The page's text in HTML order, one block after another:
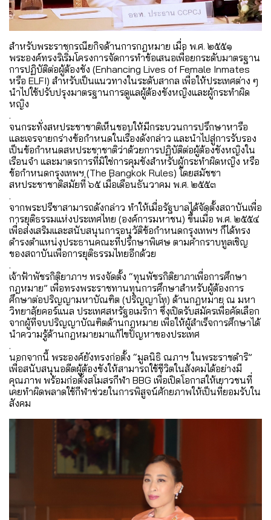
สำหรับพระราชกรณียกิจด้านการกฎหมาย เมื่อ พ.ศ. ๒๕๕๑
พระองค์ทรงริเริ่มโครงการจัดการทำข้อเสนอเพื่อยกระดับมาตรฐาน
การปฏิบัติต่อผู้ต้องขัง (Enhancing Lives of Female Inmates
หรือ ELFI) สำหรับเป็นแนวทางในระดับสากล เพื่อให้ประเทศต่าง ๆ
นำไปใช้ปรับปรุงมาตรฐานการดูแลผู้ต้องขังหญิงและผู้กระทำผิด
หญิง
.
จนกระทั่งสหประชาชาติเห็นชอบให้มีกระบวนการปรึกษาหารือ
และเจรจายกร่างข้อกำหนดในเรื่องดังกล่าว และนำไปสู่การรับรอง
เป็นข้อกำหนดสหประชาชาติว่าด้วยการปฏิบัติต่อผู้ต้องขังหญิงใน
เรือนจำ และมาตรการที่มิใช่การคุมขังสำหรับผู้กระทำผิดหญิง หรือ
ข้อกำหนดกรุงเทพฯ (The Bangkok Rules) โดยสมัชชา
สหประชาชาติสมัยที่ ๖๕ เมื่อเดือนธันวาคม พ.ศ. ๒๕๕๓
.
จากพระปรีชาสามารถดังกล่าว ทำให้เมื่อรัฐบาลได้จัดตั้งสถาบันเพื่อ
การยุติธรรมแห่งประเทศไทย (องค์การมหาชน) ขึ้นเมื่อ พ.ศ. ๒๕๕๔
เพื่อส่งเสริมและสนับสนุนการอนุวัติข้อกำหนดกรุงเทพฯ ก็ได้ทรง
ดำรงตำแหน่งประธานคณะที่ปรึกษาพิเศษ ตามคำกราบทูลเชิญ
ของสถาบันเพื่อการยุติธรรมไทยอีกด้วย
.
เจ้าฟ้าพัชรกิติยาภาฯ ทรงจัดตั้ง “ทุนพัชรกิติยาภาเพื่อการศึกษา
กฎหมาย” เพื่อทรงพระราชทานทุนการศึกษาสำหรับผู้ต้องการ
ศึกษาต่อปริญญามหาบัณฑิต (ปริญญาโท) ด้านกฎหมาย ณ มหา
วิทยาลัยคอร์แนล ประเทศสหรัฐอเมริกา ซึ่งเปิดรับสมัครเพื่อคัดเลือก
จากผู้ที่จบปริญญาบัณฑิตด้านกฎหมาย เพื่อให้ผู้สำเร็จการศึกษาได้
นำความรู้ด้านกฎหมายมาแก้ไขปัญหาของประเทศ
.
นอกจากนี้ พระองค์ยังทรงก่อตั้ง “มูลนิธิ ณภาฯ ในพระราชดำริ”
เพื่อสนับสนุนอดีตผู้ต้องขังให้สามารถใช้ชีวิตในสังคมได้อย่างมี
คุณภาพ พร้อมก่อตั้งสโมสรกีฬา BBG เพื่อเปิดโอกาสให้เยาวชนที่
เคยทำผิดพลาดใช้กีฬาช่วยในการพิสูจน์ศักยภาพให้เป็นที่ยอมรับใน
สังคม